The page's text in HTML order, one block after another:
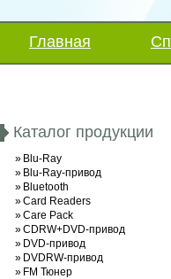
Главная
Каталог продукции
» Blu-Ray
» Blu-Ray-привод
» Bluetooth
»Card Readers
»Care Pack
»CDRW+DVD-привод
» DVD-привод
» DVDRW-привод
» FM Тюнер